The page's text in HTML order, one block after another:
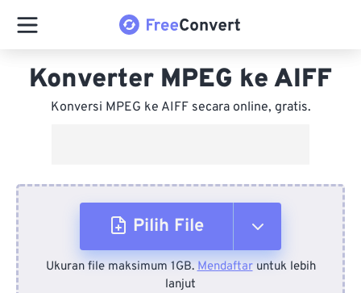
Konverter MPEG ke AIFF
Konversi MPEG ke AIFF secara online, gratis.
Pilih File
Dari Perangkat
Ukuran file maksimum 1GB.Mendaftaruntuk lebih
lanjut